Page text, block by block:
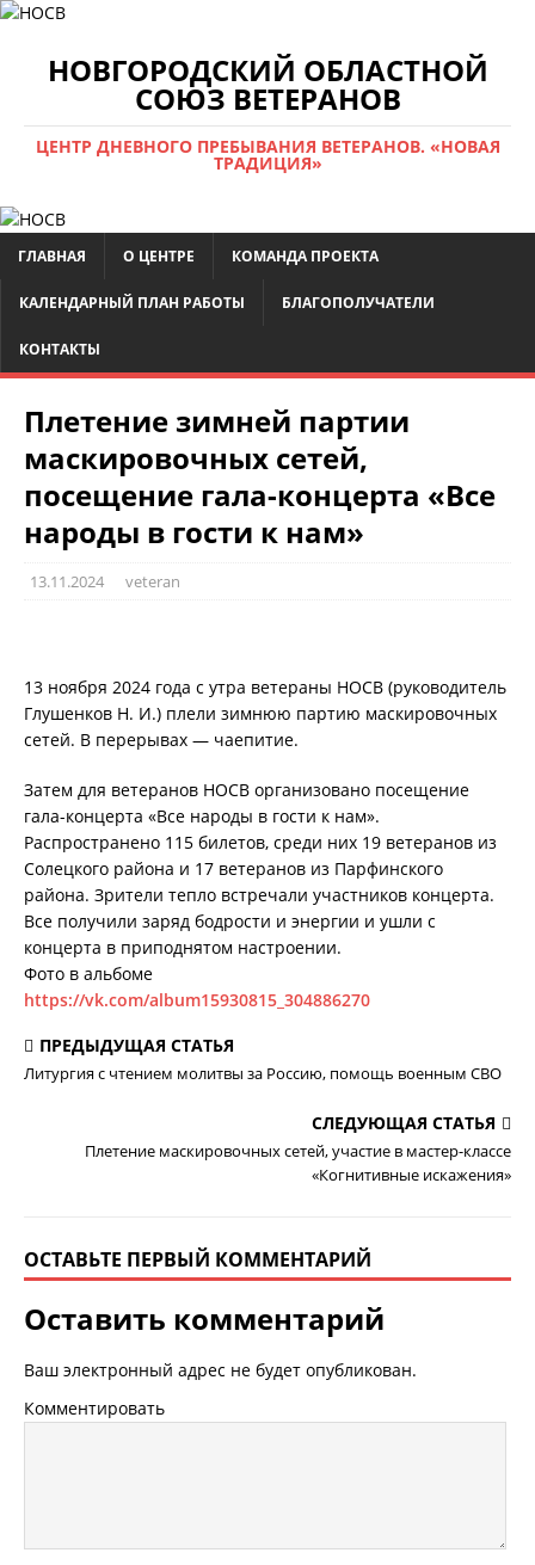
НОВГОРОДСКИЙ ОБЛАСТНОЙ
СОЮЗ ВЕТЕРАНОВ
ЦЕНТР ДНЕВНОГО ПРЕБЫВАНИЯ ВЕТЕРАНОВ. «НОВАЯ
ТРАДИЦИЯ»
ГЛАВНАЯ О ЦЕНТРЕ КОМАНДА ПРОЕКТА
КАЛЕНДАРНЫЙ ПЛАН РАБОТЫ БЛАГОПОЛУЧАТЕЛИ
КОНТАКТЫ
Плетение зимней партии
маскировочных сетей,
посещение гала-концерта «Все
народы в гости к нам»
13.11.2024 veteran
13 ноября 2024 года с утра ветераны НОСВ (руководитель
Глушенков Н. И.) плели зимнюю партию маскировочных
сетей. В перерывах — чаепитие.
Затем для ветеранов НОСВ организовано посещение
гала-концерта «Все народы в гости к нам».
Распространено 115 билетов, среди них 19 ветеранов из
Солецкого района и 17 ветеранов из Парфинского
района. Зрители тепло встречали участников концерта.
Все получили заряд бодрости и энергии и ушли с
концерта в приподнятом настроении.
Фото в альбоме
https://vk.com/album15930815_304886270
ПРЕДЫДУЩАЯ СТАТЬЯ
Литургия с чтением молитвы за Россию, помощь военным СВО
СЛЕДУЮЩАЯ СТАТЬЯ
Плетение маскировочных сетей, участие в мастер-классе
«Когнитивные искажения»
ОСТАВЬТЕ ПЕРВЫЙ КОММЕНТАРИЙ
Оставить комментарий
Ваш электронный адрес не будет опубликован.
Комментировать